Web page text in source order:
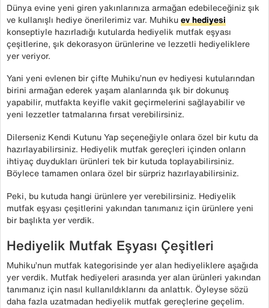
Dünya evine yeni giren yakınlarınıza armağan edebileceğiniz şık
ve kullanışlı hediye önerilerimiz var. Muhikuev hediyesi
konseptiyle hazırladığı kutularda hediyelik mutfak eşyası
çeşitlerine, şık dekorasyon ürünlerine ve lezzetli hediyeliklere
yer veriyor.
Yani yeni evlenen bir çifte Muhiku’nun ev hediyesi kutularından
birini armağan ederek yaşam alanlarında şık bir dokunuş
yapabilir, mutfakta keyifle vakit geçirmelerini sağlayabilir ve
yeni lezzetler tatmalarına fırsat verebilirsiniz.
Dilerseniz Kendi Kutunu Yap seçeneğiyle onlara özel bir kutu da
hazırlayabilirsiniz. Hediyelik mutfak gereçleri içinden onların
ihtiyaç duydukları ürünleri tek bir kutuda toplayabilirsiniz.
Böylece tamamen onlara özel bir sürpriz hazırlayabilirsiniz.
Peki, bu kutuda hangi ürünlere yer verebilirsiniz. Hediyelik
mutfak eşyası çeşitlerini yakından tanımanız için ürünlere yeni
bir başlıkta yer verdik.
Hediyelik Mutfak Eşyası Çeşitleri
Muhiku’nun mutfak kategorisinde yer alan hediyeliklere aşağıda
yer verdik. Mutfak hediyeleri arasında yer alan ürünleri yakından
tanımanız için nasıl kullanıldıklarını da anlattık. Öyleyse sözü
daha fazla uzatmadan hediyelik mutfak gereçlerine geçelim.